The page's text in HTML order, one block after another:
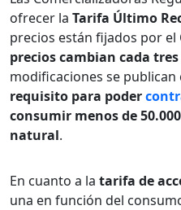
ofrecer la Tarifa Último
precios están fijados por
precios cambian cada tres
modificaciones se publican
requisito para poder
consumir menos de
natural.
En cuanto a la tarifa de
una en función del